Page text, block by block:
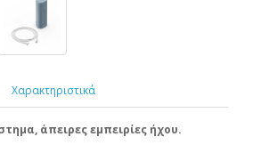
Χαρακτηριστικά
άπειρες εμπειρίες ήχου.